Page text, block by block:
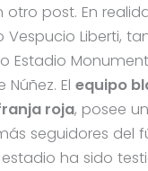
post. En
Vespucio Liberti,
Estadio
El equipo
roja, posee
seguidores del
estadio ha sido